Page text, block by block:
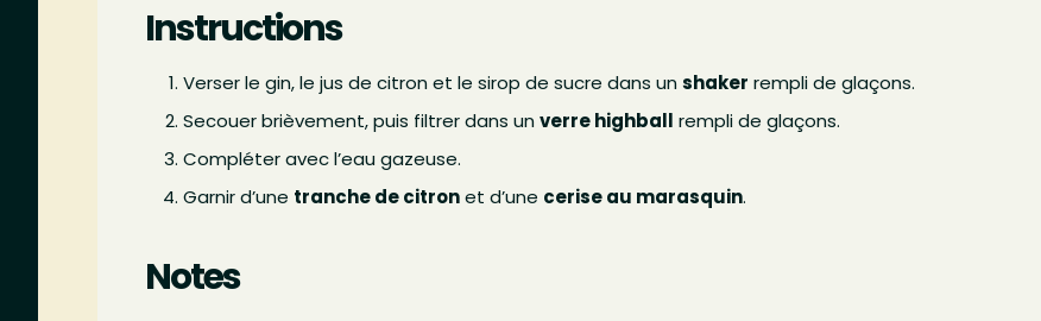
Instructions
Verser le gin, le jus de citron et le sirop de sucre dans unshaker rempli de glaçons.
Secouer brièvement, puis filtrer dans unverre highball rempli de glaçons.
Compléter avec l’eau gazeuse.
Garnir d’une tranche de citronet d’une cerise au marasquin.
Notes